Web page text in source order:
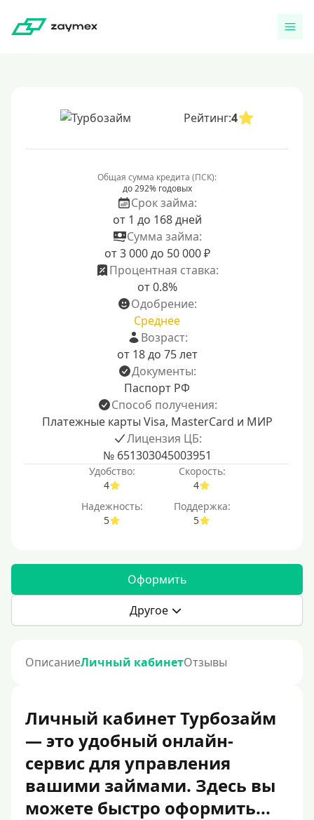
Рейтинг:4
Общая сумма кредита (ПСК):
до 292% годовых
Срок займа:
от 1 до 168 дней
Сумма займа:
от 3 000 до 50 000 ₽
Процентная ставка:
от 0.8%
Одобрение:
Среднее
Возраст:
от 18 до 75 лет
Документы:
Паспорт РФ
Способ получения:
Платежные карты Visa, MasterCard и МИР
Лицензия ЦБ:
№ 651303045003951
Удобство:
4
Скорость:
4
Надежность:
5
Поддержка:
5
Оформить
Другое
ОписаниеЛичный кабинетОтзывы
Личный кабинет Турбозайм
— это удобный онлайн-
сервис для управления
вашими займами. Здесь вы
можете быстро оформить...